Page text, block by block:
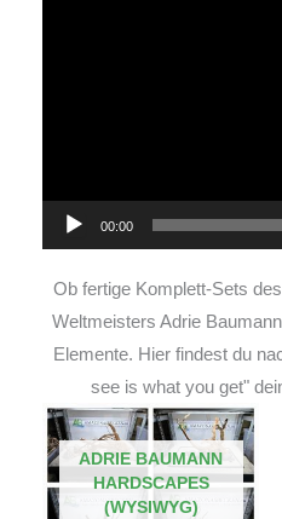
00:00
Ob fertige Komplett-Sets
Weltmeisters Adrie
Elemente. Hier findest du
see is what you get"
ADRIE BAUMANN
HARDSCAPES
(WYSIWYG)